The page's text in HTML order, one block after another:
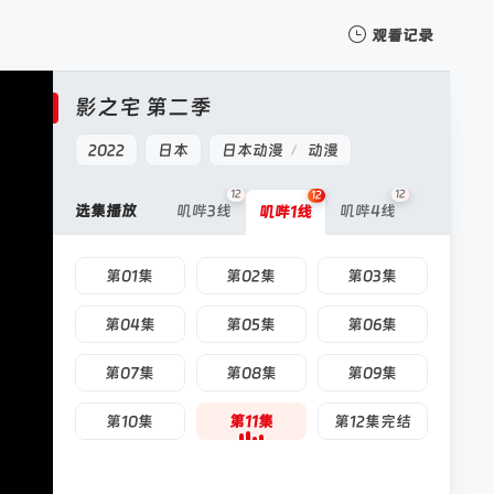
观看记录
影之宅 第二季
2022 日本 日本动漫 / 动漫
选集播放 叽哔3线
12
叽哔1线
12
叽哔4线
12
第01集 第02集 第03集
第04集 第05集 第06集
第07集 第08集 第09集
第10集 第11集 第12集完结